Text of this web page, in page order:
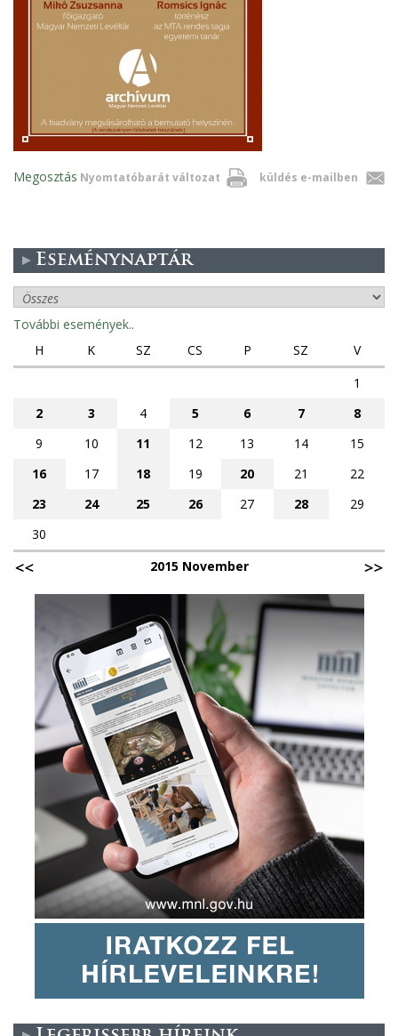
Nyomtatóbarát változat küldés e-mailben
Megosztás
Eseménynaptár
További események..
H
K SZ CS P SZ
V
1
2
3 4 5 6 7
8
9
10 11 12 13 14
15
16
17 18 19 20 21
22
23
24 25 26 27 28
29
30
2015 November